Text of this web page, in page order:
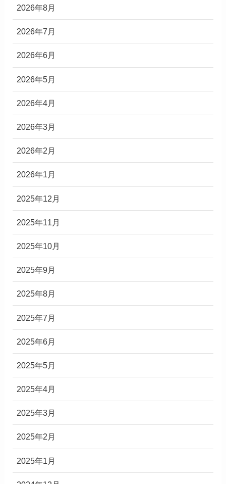
2026年8月
2026年7月
2026年6月
2026年5月
2026年4月
2026年3月
2026年2月
2026年1月
2025年12月
2025年11月
2025年10月
2025年9月
2025年8月
2025年7月
2025年6月
2025年5月
2025年4月
2025年3月
2025年2月
2025年1月